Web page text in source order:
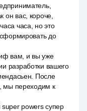
он вас, короче,
часа, но это
до
вам, и вы уже
разработки вашего
После
мы переходим к
powers супер